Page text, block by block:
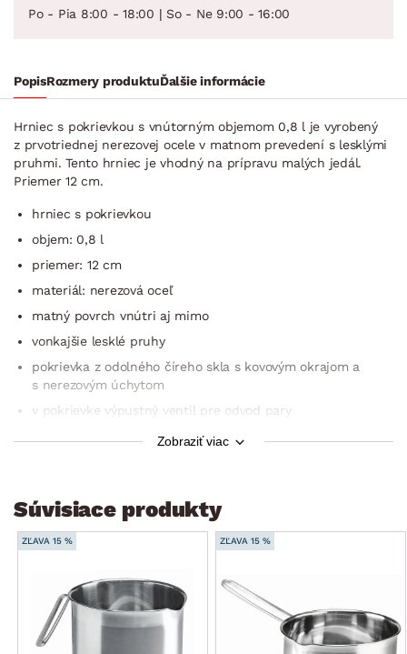
Po - Pia 8:00 - 18:00 | So - Ne 9:00 - 16:00
PopisRozmery produktuĎalšie informácie
Hrniec s pokrievkou s vnútorným objemom 0,8 l je vyrobený
z prvotriednej nerezovej ocele v matnom prevedení s lesklými
pruhmi. Tento hrniec je vhodný na prípravu malých jedál.
Priemer 12 cm.
hrniec s pokrievkou
objem: 0,8 l
priemer: 12 cm
materiál: nerezová oceľ
matný povrch vnútri aj mimo
vonkajšie lesklé pruhy
pokrievka z odolného číreho skla s kovovým okrajom a
s nerezovým úchytom
v pokrievke výpustný ventil pre odvod pary
rukoväte z nerezovej ocele
zároveň šetrné k vitamínom
je možné používať na všetkých typoch sporákov (aj na
sklokeramických a indukčných varných doskách)
možnosť umývania v umývačke riadu
Zobraziť viac
Súvisiace produkty
ZĽAVA 15 % ZĽAVA 15 %